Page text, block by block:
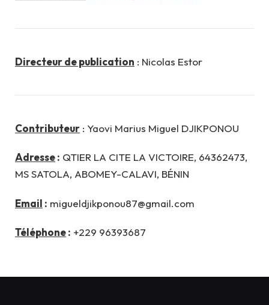
Directeur de publication : Nicolas Estor
Contributeur : Yaovi Marius Miguel DJIKPONOU
Adresse: QTIER LA CITE LA VICTOIRE, 64362473,
MS SATOLA, ABOMEY-CALAVI, BÉNIN
Email : migueldjikponou87@gmail.com
Téléphone: +229 96393687